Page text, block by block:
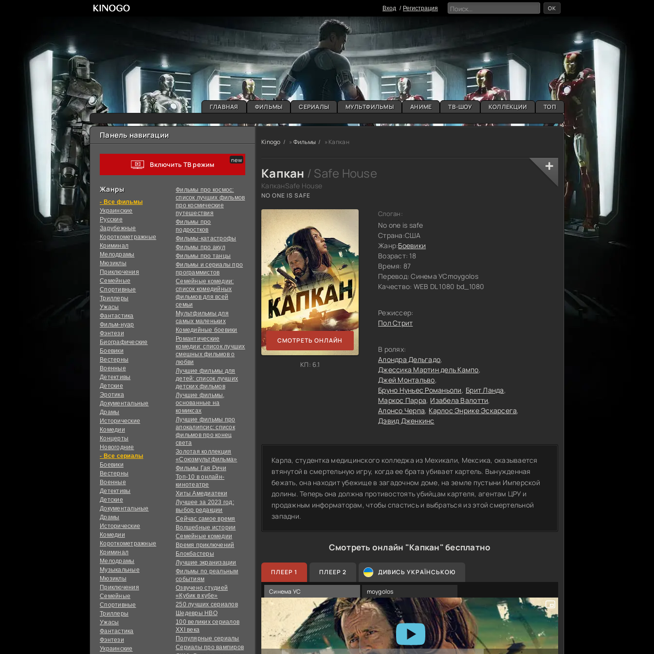
Вxoд Регистрация OK
ГЛАВНАЯ ФИЛЬМЫ СЕРИАЛЫ МУЛЬТФИЛЬМЫ АНИМЕ ТВ-ШОУ КОЛЛЕКЦИИ ТОП
Панель навигации
Включить ТВ режим
Жанры
фильмы
Украинcкие
Русские
Зарубежные
Короткометражные
Криминал
Мелодрамы
Мюзиклы
Приключения
Семейные
Спортивные
Триллеры
Ужасы
Фантастика
Фильм-нуар
Фэнтези
Биографические
Боевики
Вестерны
Военные
Детективы
Детские
Эротика
Документальные
Драмы
Исторические
Комедии
Концерты
Новогодние
сериалы
Боевики
Вестерны
Военные
Детективы
Детские
Документальные
Драмы
Исторические
Комедии
Короткометражные
Криминал
Мелодрамы
Музыкальные
Мюзиклы
Приключения
Семейные
Спортивные
Триллеры
Ужасы
Фантастика
Фэнтези
Украинcкие
Фильмы про космос:
список лучших фильмов
про космические
путешествия
Фильмы про
подростков
Фильмы-катастрофы
Фильмы про акул
Фильмы про танцы
Фильмы и сериалы про
программистов
Семейные комедии:
список комедийных
фильмов для всей
семьи
Мультфильмы для
самых маленьких
Комедийные боевики
Романтические
комедии: список лучших
смешных фильмов о
любви
Лучшие фильмы для
детей: список лучших
детских фильмов
Лучшие фильмы,
основанные на
комиксах
Лучшие фильмы про
апокалипсис: список
фильмов про конец
света
Золотая коллекция
«Союзмультфильма»
Фильмы Гая Ричи
Топ-10 в онлайн-
кинотеатре
Хиты Амедиатеки
Лучшее за 2023 год:
выбор редакции
Сейчас самое время
Волшебные истории
Семейные комедии
Время приключений
Блокбастеры
Лучшие экранизации
Фильмы по реальным
событиям
Озвучено студией
«Кубик в кубе»
250 лучших сериалов
Шедевры HBO
100 великих сериалов
XXI века
Популярные сериалы
Сериалы про вампиров
Kinogo » Фильмы » Капкан
Капкан / Safe House
КапканSafe House
NO ONE IS SAFE
СМОТРЕТЬ ОНЛАЙН
КП: 6.1
Слоган:
No one is safe
Страна:США
Жанр:Боевики
Возраст: 18
Время: 87
Перевод:Синема УСmoygolos
Качество: WEB DL 1080 bd_1080
Режиссер:
Пол Стрит
В ролях:
Алондра Дельгадо
Джессика Мартин дель Кампо
Джей Монтальво
Бруно Нуньес Романьоли Брит Ланда
Маркос Парра Изабела Валотти
Алонсо Черпа Карлос Энрике Эскарсега
Дэвид Дженкинс
Карла, студентка медицинского колледжа из Мехикали, Мексика, оказывается
втянутой в смертельную игру, когда ее брата убивает картель. Вынужденная
бежать, она находит убежище в загадочном доме, на земле пустыни Имперской
долины. Теперь она должна противостоять убийцам картеля, агентам ЦРУ и
продажным информаторам, чтобы спастись и выбраться из этой смертельной
западни.
Смотреть онлайн "Капкан" бесплатно
ПЛЕЕР 1 ПЛЕЕР 2 ДИВИСЬ УКРАЇНСЬКОЮ
Синема УС moygolos